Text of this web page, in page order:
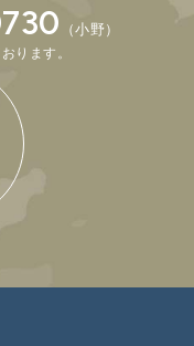
（小野）
ります。